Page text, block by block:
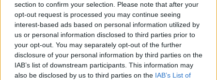
section to confirm your selection. Please note that after your
opt-out request is processed you may continue seeing
interest-based ads based on personal information utilized by
us or personal information disclosed to third parties prior to
your opt-out. You may separately opt-out of the further
disclosure of your personal information by third parties on the
IAB’s list of downstream participants. This information may
also be disclosed by us to third parties on the IAB’s List of
ΥΓΕΙΑ 13/02/2019 09:28